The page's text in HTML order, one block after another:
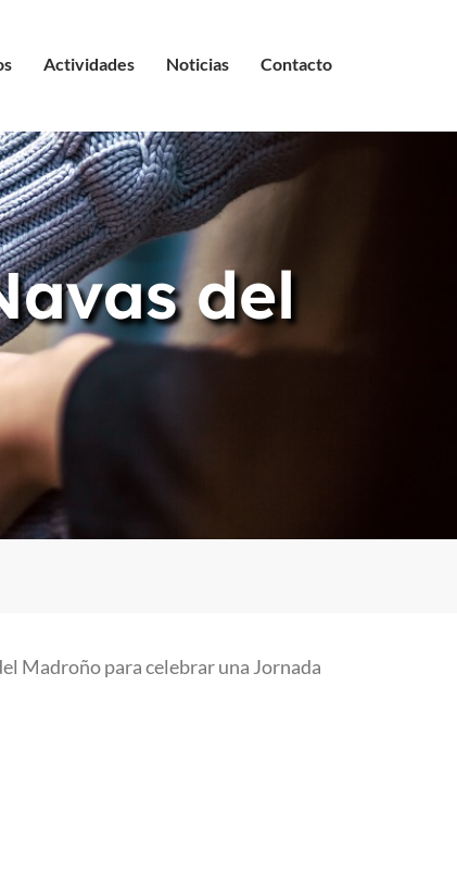
Actividades Noticias Contacto
del
Madroño para celebrar una Jornada